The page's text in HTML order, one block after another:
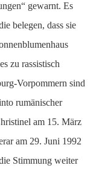
gewarnt. Es
belegen, dass sie
zu rassistisch
Vorpommern sind
rumänischer
am 15. März
am 29. Juni 1992
Stimmung weiter